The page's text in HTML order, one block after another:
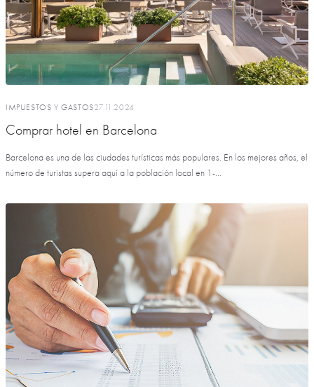
IMPUESTOS Y GASTOS27.11.2024
Comprar hotel en Barcelona
Barcelona es una de las ciudades turísticas más populares. En los mejores años, el
número de turistas supera aquí a la población local en 1-...